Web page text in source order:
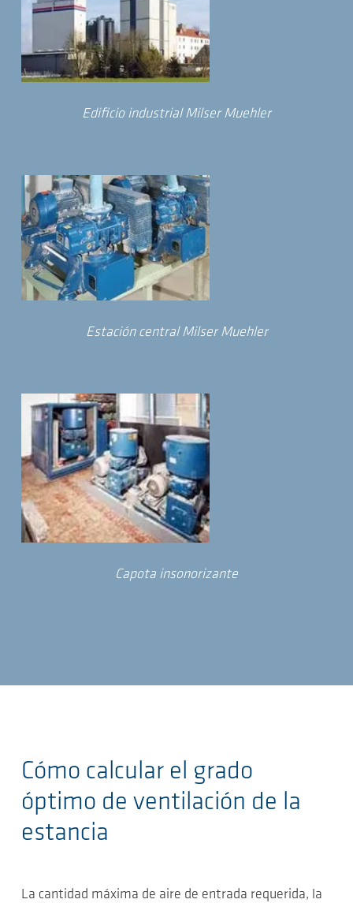
Edificio industrial Milser Muehler
Estación central Milser Muehler
Capota insonorizante
Cómo calcular el grado
óptimo de ventilación de la
estancia
La cantidad máxima de aire de entrada requerida, la